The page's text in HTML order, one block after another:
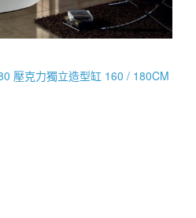
壓克力獨立造型缸 160 / 180CM